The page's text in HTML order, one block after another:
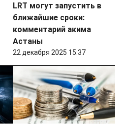
LRT могут запустить в
ближайшие сроки:
комментарий акима
Астаны
22 декабря 2025 15:37